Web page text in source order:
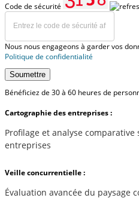
Code de sécurité
Nous nous engageons à garder vos
Politique de confidentialité
Soumettre
Bénéficiez de 30 à 60 heures de
Cartographie des entreprises :
Profilage et analyse
entreprises
Veille concurrentielle :
Évaluation avancée du paysage